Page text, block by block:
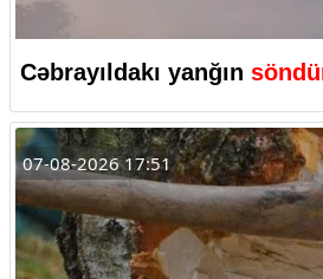
Cəbrayıldakı yanğın
07-08-2026 17:51